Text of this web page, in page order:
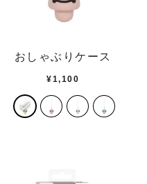
おしゃぶりケース
¥1,100